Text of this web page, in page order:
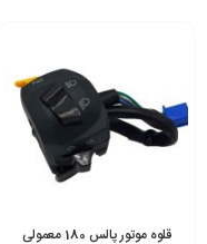
قلوه موتور پالس 180 معمولی